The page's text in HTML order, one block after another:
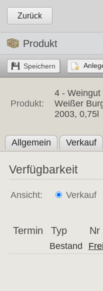
Zurück
Produkt
Produkt:
4 - Weingut
Weißer
2003, 0,75l
Allgemein Verkauf
Verfügbarkeit
Ansicht: Verkauf
Termin Typ Nr
Bestand Frei